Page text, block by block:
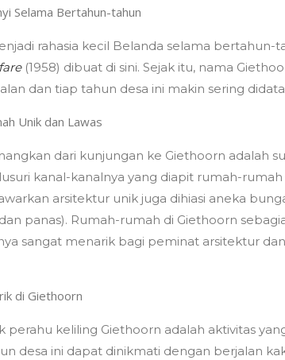
Selama Bertahun-tahun
rahasia kecil Belanda selama bertahun-
(1958) dibuat di sini. Sejak itu, nama
dan tiap tahun desa ini makin sering
Unik dan Lawas
dari kunjungan ke Giethoorn adalah
kanal-kanalnya yang diapit rumah-
arsitektur unik juga dihiasi aneka
panas). Rumah-rumah di Giethoorn
sangat menarik bagi peminat arsitektur
di Giethoorn
perahu keliling Giethoorn adalah aktivitas
desa ini dapat dinikmati dengan berjalan